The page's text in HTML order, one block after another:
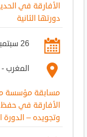
الأفارقة في
دورتها الثانية
26 سبتمبر 2025
المغرب
مسابقة مؤسسة
الأفارقة في حفظ
وتجويده – الدورة